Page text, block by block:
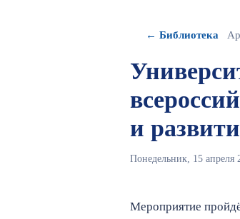
← Библиотека
и
Понедельник, 15 апреля
Мероприятие